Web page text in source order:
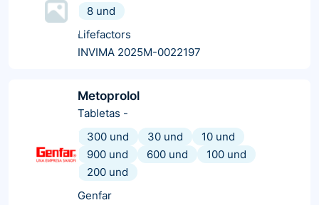
8 und
Lifefactors
INVIMA 2025M-0022197
Metoprolol
Tabletas -
300 und
30 und
10 und
900 und
600 und
100 und
200 und
Genfar